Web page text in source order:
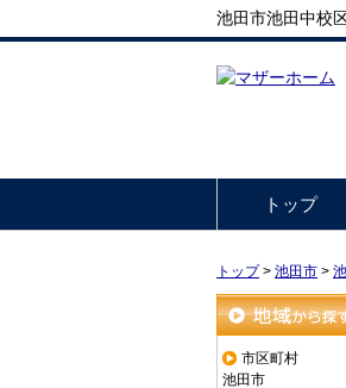
池田市池田中校
トップ
トップ> 池田市 >
地域から探す
市区町村
池田市